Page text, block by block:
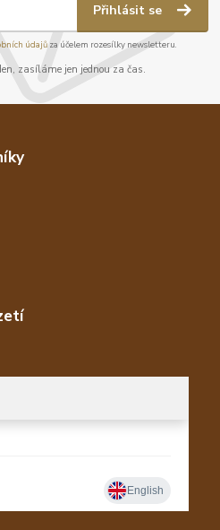
Přihlásit se
údajůza účelem rozesílky newsletteru.
zasíláme jen jednou za čas.